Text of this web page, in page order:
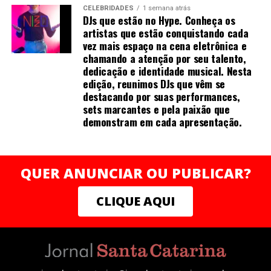
Mais do que crescer, trata-se de prosperar em todas as
dimensões — com consistência, clareza e poder .
empreender com autonomia e sustentabilidade.
“Acredito que o conhecimento e a valorização
profissional devem caminhar junto com ações concretas
de transformação. Ao apoiar a Rede Mulher
Empreendedora, quero contribuir para que mais
mulheres possam enxergar e negociar o próprio valor,
construindo trajetórias sólidas e independentes”,
indústria farmacêutica, onde liderou áreas de qualidade,
compliance e transformação organizacional. Como
CELEBRIDADES 1 semana atrás
DJs que estão no Hype. Conheça os
artistas que estão conquistando cada
vez mais espaço na cena eletrônica e
chamando a atenção por seu talento,
dedicação e identidade musical. Nesta
edição, reunimos DJs que vêm se
destacando por suas performances,
sets marcantes e pela paixão que
demonstram em cada apresentação.
QUER ANUNCIAR OU PUBLICAR?
CLIQUE AQUI